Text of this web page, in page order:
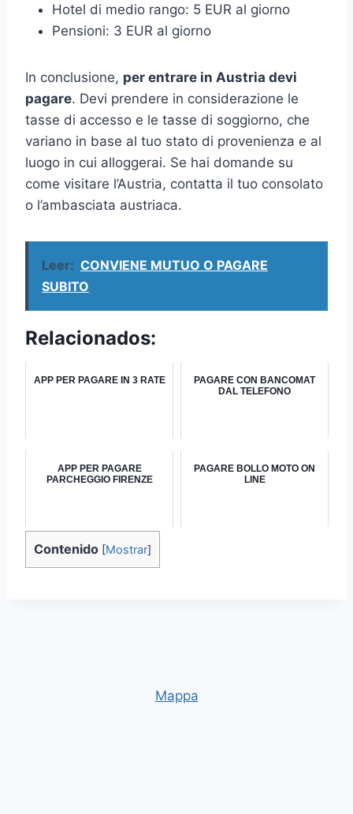
Hotel di medio rango: 5 EUR al giorno
Pensioni: 3 EUR al giorno
In conclusione, per entrare in Austria devi
pagare. Devi prendere in considerazione le
tasse di accesso e le tasse di soggiorno, che
variano in base al tuo stato di provenienza e al
luogo in cui alloggerai. Se hai domande su
come visitare l’Austria, contatta il tuo consolato
o l’ambasciata austriaca.
Leer: CONVIENE MUTUO O PAGARE
SUBITO
Relacionados:
APP PER PAGARE IN 3 RATE
PAGARE CON BANCOMAT
DAL TELEFONO
APP PER PAGARE
PARCHEGGIO FIRENZE
PAGARE BOLLO MOTO ON
LINE
Contenido [Mostrar]
Mappa